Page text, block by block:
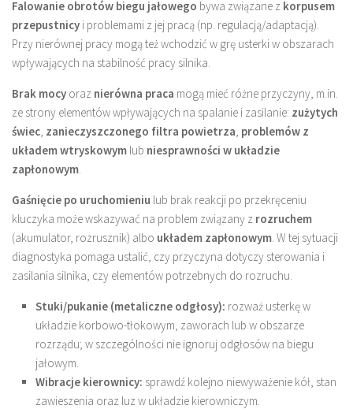
Falowanie obrotów biegu jałowego bywa związane z korpusem
przepustnicy i problemami z jej pracą (np. regulacją/adaptacją).
Przy nierównej pracy mogą też wchodzić w grę usterki w obszarach
wpływających na stabilność pracy silnika.
Brak mocy oraz nierówna praca mogą mieć różne przyczyny, m.in.
ze strony elementów wpływających na spalanie i zasilanie: zużytych
świec zanieczyszczonego filtra powietrza problemów z
układem wtryskowym lub niesprawności w układzie
zapłonowym
Gaśnięcie po uruchomieniu lub brak reakcji po przekręceniu
kluczyka może wskazywać na problem związany z rozruchem
(akumulator, rozrusznik) albo układem zapłonowym . W tej sytuacji
diagnostyka pomaga ustalić, czy przyczyna dotyczy sterowania i
zasilania silnika, czy elementów potrzebnych do rozruchu.
Stuki/pukanie (metaliczne odgłosy): rozważ usterkę w
układzie korbowo-tłokowym, zaworach lub w obszarze
rozrządu; w szczególności nie ignoruj odgłosów na biegu
jałowym.
Wibracje kierownicy: sprawdź kolejno niewyważenie kół, stan
zawieszenia oraz luz w układzie kierowniczym.